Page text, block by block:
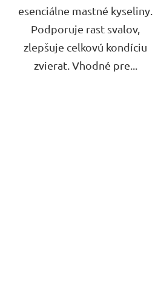
esenciálne mastné kyseliny.
Podporuje rast svalov,
zlepšuje celkovú kondíciu
zvierat. Vhodné pre...